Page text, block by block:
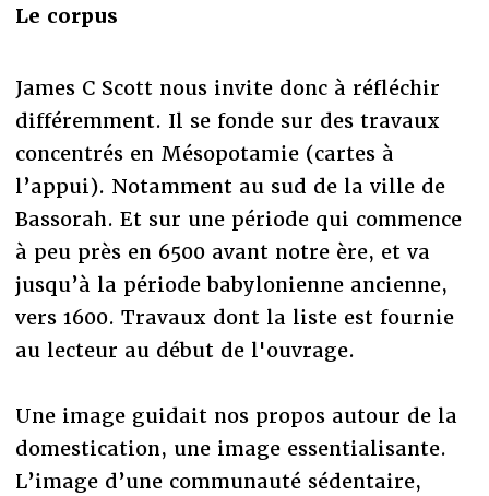
Le corpus
James C Scott nous invite donc à réfléchir
différemment. Il se fonde sur des travaux
concentrés en Mésopotamie (cartes à
l’appui). Notamment au sud de la ville de
Bassorah. Et sur une période qui commence
à peu près en 6500 avant notre ère, et va
jusqu’à la période babylonienne ancienne,
vers 1600. Travaux dont la liste est fournie
au lecteur au début de l'ouvrage.
Une image guidait nos propos autour de la
domestication, une image essentialisante.
L’image d’une communauté sédentaire,